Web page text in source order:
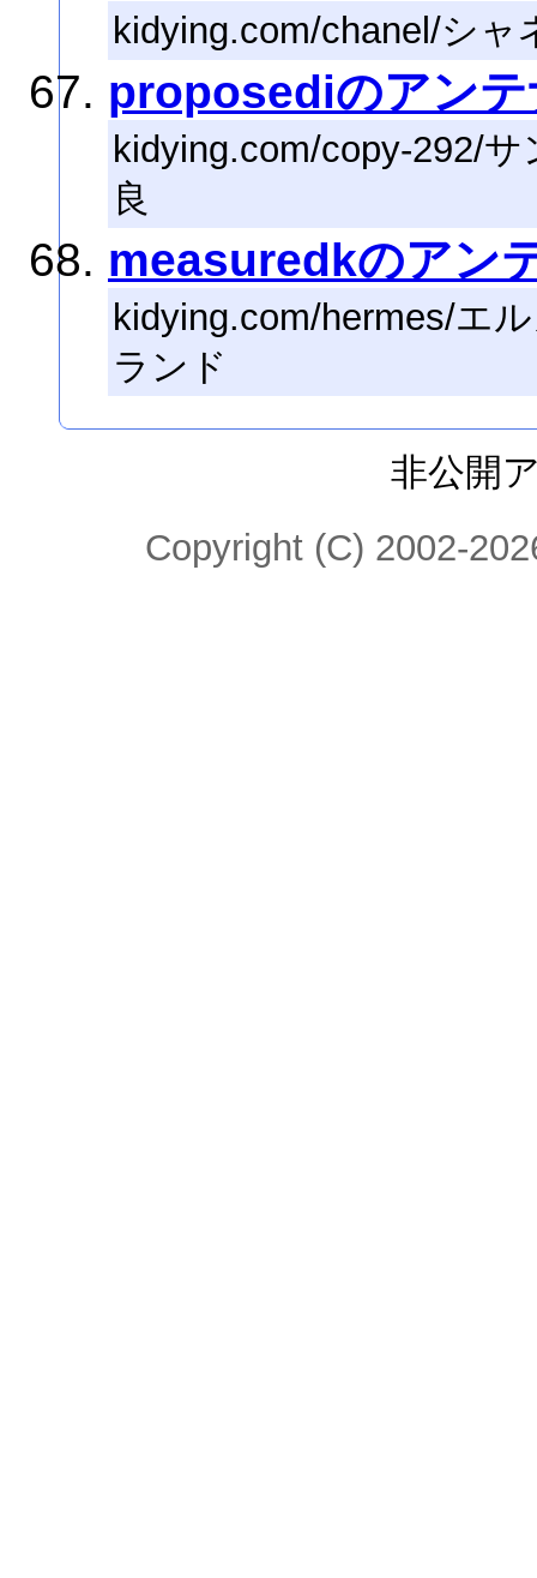
kidying.com/chanel/シ
proposediのアンテ
kidying.com/copy-292/
良
measuredkのアン
kidying.com/hermes/エ
ランド
非公開
Copyright (C) 2002-